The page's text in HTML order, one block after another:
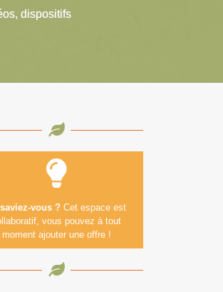
dispositifs
saviez-vous ?Cet espace est
vous pouvez à tout
moment ajouter une offre !